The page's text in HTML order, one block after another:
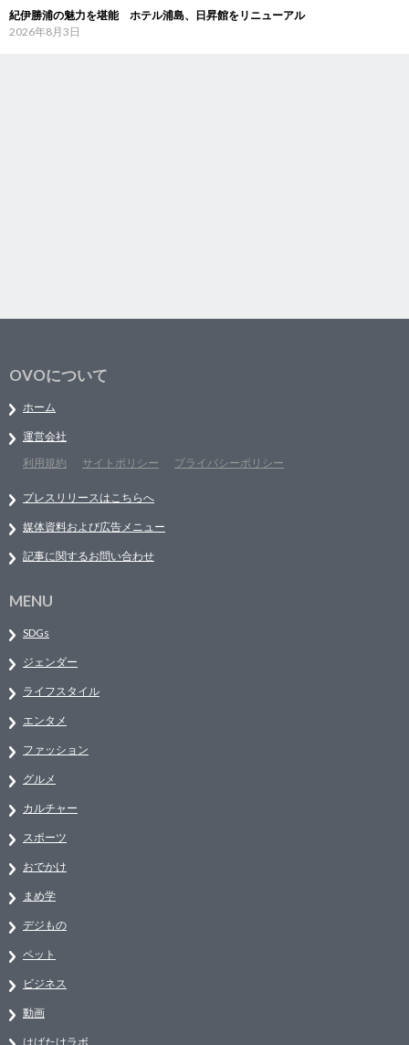
紀伊勝浦の魅力を堪能 ホテル浦島、日昇館をリニューアル
2026年8月3日
OVOについて
ホーム
運営会社
利用規約
サイトポリシー プライバシーポリシー
プレスリリースはこちらへ
媒体資料および広告メニュー
記事に関するお問い合わせ
MENU
SDGs
ジェンダー
ライフスタイル
エンタメ
ファッション
グルメ
カルチャー
スポーツ
おでかけ
まめ学
デジもの
ペット
ビジネス
動画
はばたけラボ